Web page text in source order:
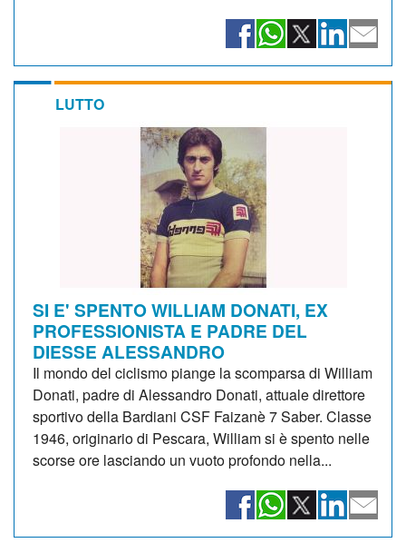
LUTTO
SI E' SPENTO WILLIAM DONATI, EX
PROFESSIONISTA E PADRE DEL
DIESSE ALESSANDRO
Il mondo del ciclismo piange la scomparsa di William
Donati, padre di Alessandro Donati, attuale direttore
sportivo della Bardiani CSF Faizanè 7 Saber. Classe
1946, originario di Pescara, William si è spento nelle
scorse ore lasciando un vuoto profondo nella...